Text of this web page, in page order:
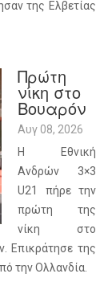
της Ελβετίας
Πρώτη
νίκη στο
Βουαρόν
Αυγ 08, 2026
Η Εθνική
Ανδρών 3×3
U21 πήρε την
πρώτη της
νίκη στο
Επικράτησε της
την Ολλανδία.